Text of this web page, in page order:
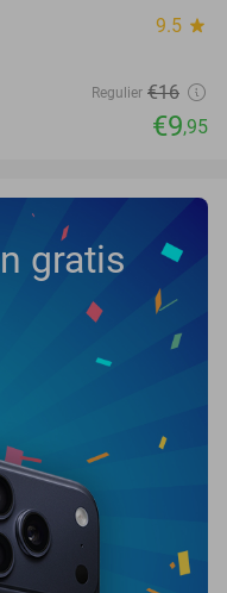
9.5 star
Regulier €16
€9,95
gratis